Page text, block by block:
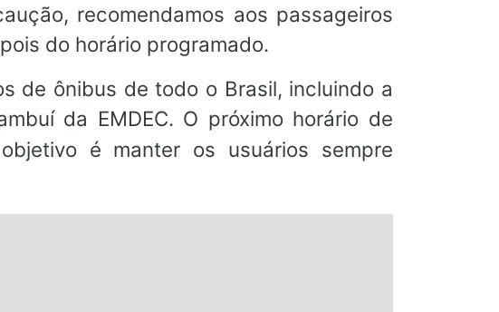
recomendamos aos passageiros
do horário programado.
de ônibus de todo o Brasil, incluindo a
da EMDEC. O próximo horário de
é manter os usuários sempre